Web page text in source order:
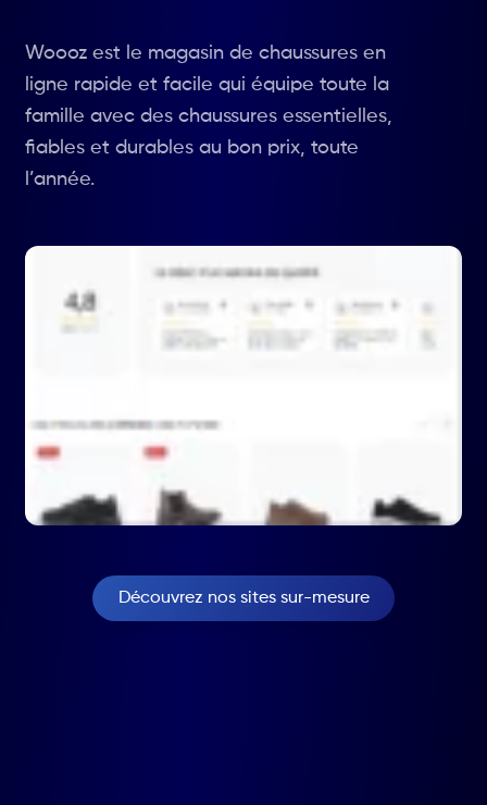
Woooz est le magasin de chaussures en
ligne rapide et facile qui équipe toute la
famille avec des chaussures essentielles,
fiables et durables au bon prix, toute
l’année.
Découvrez nos sites sur-mesure